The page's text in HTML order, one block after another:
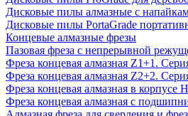
Дисковые пилы алмазные с
Дисковые пилы PortaGrade
Концевые алмазные фрезы
Пазовая фреза с непрерывной
Фреза концевая алмазная Z1+1.
Фреза концевая алмазная Z2+2.
Фреза концевая алмазная в
Фреза концевая алмазная с